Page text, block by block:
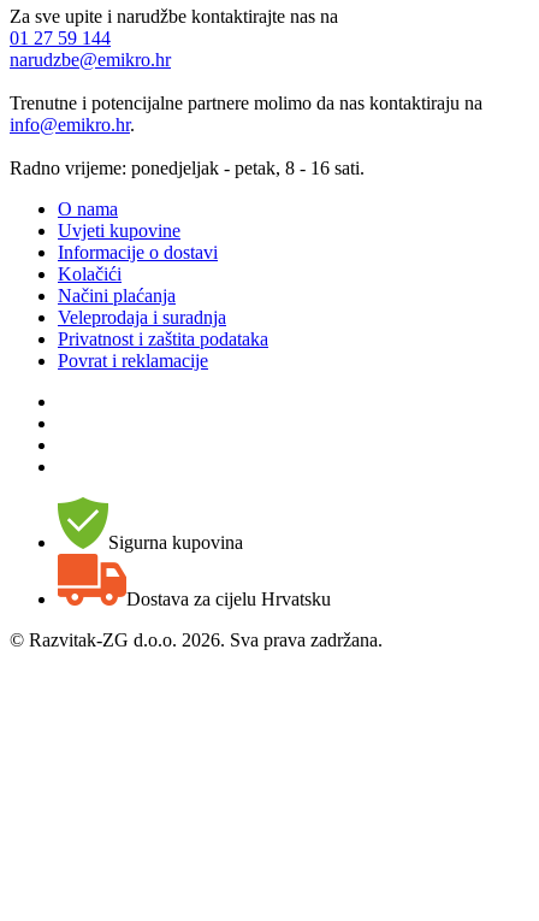
Za sve upite i narudžbe kontaktirajte nas na
01 27 59 144
narudzbe@emikro.hr
Trenutne i potencijalne partnere molimo da nas kontaktiraju na
info@emikro.hr.
Radno vrijeme: ponedjeljak - petak, 8 - 16 sati.
O nama
Uvjeti kupovine
Informacije o dostavi
Kolačići
Načini plaćanja
Veleprodaja i suradnja
Privatnost i zaštita podataka
Povrat i reklamacije
Sigurna kupovina
Dostava za cijelu Hrvatsku
© Razvitak-ZG d.o.o. 2026. Sva prava zadržana.